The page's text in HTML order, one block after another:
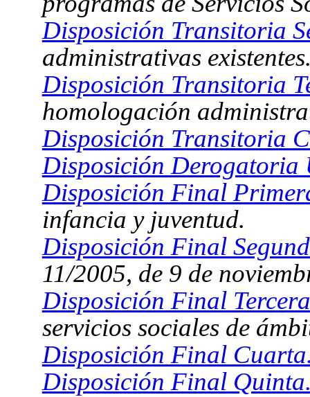
Disposición Transitoria
administrativas
Disposición Transitoria
homologación
Disposición Transitoria
Disposición Derogatoria
Disposición Final
infancia y juventud.
Disposición Final
11/2005, de 9 de
Disposición Final
servicios sociales de
Disposición Final
Disposición Final